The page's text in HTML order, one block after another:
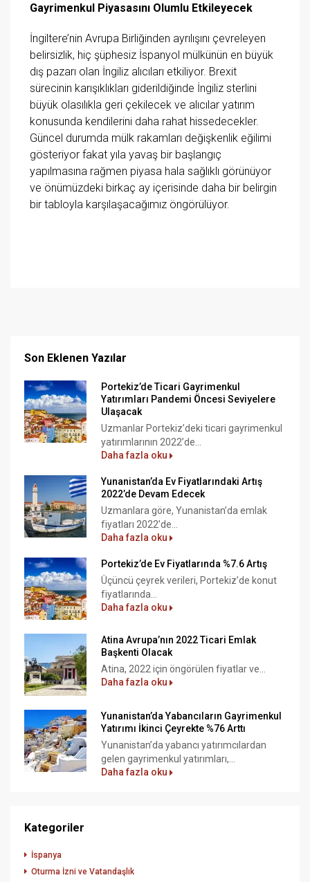
Gayrimenkul Piyasasını Olumlu Etkileyecek
İngiltere’nin Avrupa Birliğinden ayrılışını çevreleyen
belirsizlik, hiç şüphesiz İspanyol mülkünün en büyük
dış pazarı olan İngiliz alıcıları etkiliyor. Brexit
sürecinin karışıklıkları giderildiğinde İngiliz sterlini
büyük olasılıkla geri çekilecek ve alıcılar yatırım
konusunda kendilerini daha rahat hissedecekler.
Güncel durumda mülk rakamları değişkenlik eğilimi
gösteriyor fakat yıla yavaş bir başlangıç
yapılmasına rağmen piyasa hala sağlıklı görünüyor
ve önümüzdeki birkaç ay içerisinde daha bir belirgin
bir tabloyla karşılaşacağımız öngörülüyor.
Son Eklenen Yazılar
Portekiz’de Ticari Gayrimenkul
Yatırımları Pandemi Öncesi Seviyelere
Ulaşacak
Uzmanlar Portekiz’deki ticari gayrimenkul
yatırımlarının 2022’de...
Daha fazla oku
Yunanistan’da Ev Fiyatlarındaki Artış
2022’de Devam Edecek
Uzmanlara göre, Yunanistan’da emlak
fiyatları 2022’de...
Daha fazla oku
Portekiz’de Ev Fiyatlarında %7.6 Artış
Üçüncü çeyrek verileri, Portekiz’de konut
fiyatlarında...
Daha fazla oku
Atina Avrupa’nın 2022 Ticari Emlak
Başkenti Olacak
Atina, 2022 için öngörülen fiyatlar ve...
Daha fazla oku
Yunanistan’da Yabancıların Gayrimenkul
Yatırımı İkinci Çeyrekte %76 Arttı
Yunanistan’da yabancı yatırımcılardan
gelen gayrimenkul yatırımları,...
Daha fazla oku
Kategoriler
İspanya
Oturma İzni ve Vatandaşlık